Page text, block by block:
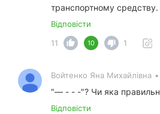
транспортному средству.
Відповісти
11
10 1
Войтенко Яна Михайлівна •
"— - - -"? Чи яка
Відповісти